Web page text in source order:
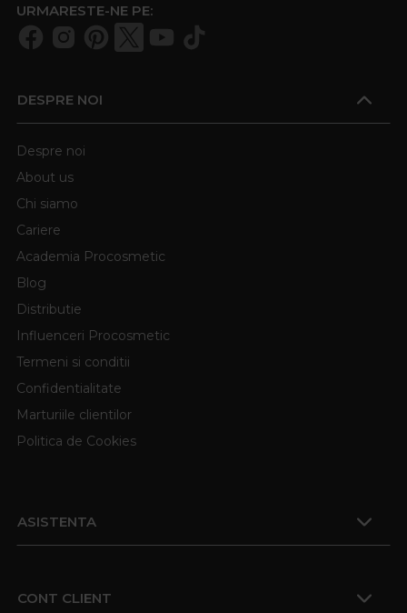
URMARESTE-NE PE:
DESPRE NOI
Despre noi
About us
Chi siamo
Cariere
Academia Procosmetic
Blog
Distributie
Influenceri Procosmetic
Termeni si conditii
Confidentialitate
Marturiile clientilor
Politica de Cookies
ASISTENTA
CONT CLIENT